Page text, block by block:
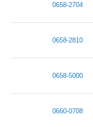
0658-2704
0658-2810
0658-5000
0660-0708